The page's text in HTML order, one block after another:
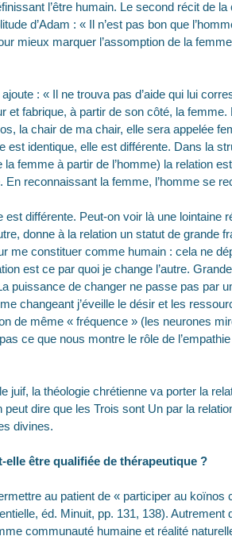
l’être humain. Le second récit de la
d’Adam : « Il n’est pas bon que
mieux marquer l’assomption de la
: « Il ne trouva pas d’aide qui lui
et fabrique, à partir de son côté, la femme.
la chair de ma chair, elle sera appelée
est identique, elle est différente. Dans la
femme à partir de l’homme) la relation
reconnaissant la femme, l’homme se
est différente. Peut-on voir là une lointaine
donne à la relation un statut de grande
me constituer comme humain : cela ne
est ce par quoi je change l’autre.
puissance de changer ne passe pas par
changeant j’éveille le désir et les
de même « fréquence » (les neurones
ce que nous montre le rôle de
juif, la théologie chrétienne va porter la
dire que les Trois sont Un par la
divines.
être qualifiée de thérapeutique ?
au patient de « participer au koïnos
éd. Minuit, pp. 131, 138). Autrement
communauté humaine et réalité